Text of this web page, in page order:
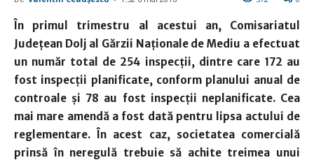
În primul trimestru al acestui an, Comisariatul
Judeţean Dolj al Gărzii Naţionale de Mediu a efectuat
un număr total de 254 inspecţii, dintre care 172 au
fost inspecţii planificate, conform planului anual de
controale şi 78 au fost inspecţii neplanificate. Cea
mai mare amendă a fost dată pentru lipsa actului de
reglementare. În acest caz, societatea comercială
prinsă în neregulă trebuie să achite treimea unui